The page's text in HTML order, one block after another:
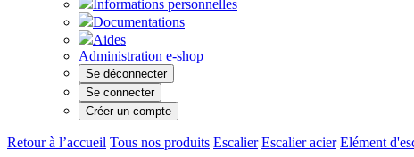
Informations personnelles
Documentations
Aides
Administration e-shop
Se déconnecter
Se connecter
Créer un compte
Retour à l’accueil Tous nos produits Escalier Escalier acier Elément